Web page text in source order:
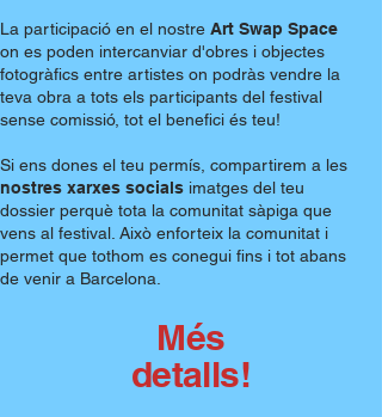
La participació en el nostre Art Swap Space
on es poden intercanviar d'obres i objectes
fotogràfics entre artistes on podràs vendre la
teva obra a tots els participants del festival
sense comissió, tot el benefici és teu!
Si ens dones el teu permís, compartirem a les
nostres xarxes socials imatges del teu
dossier perquè tota la comunitat sàpiga que
vens al festival. Això enforteix la comunitat i
permet que tothom es conegui fins i tot abans
de venir a Barcelona.
Més
detalls!